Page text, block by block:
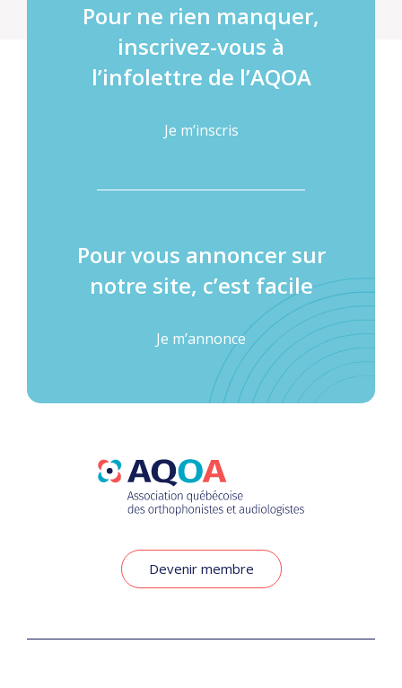
Pour ne rien manquer,
inscrivez-vous à
l’infolettre de l’AQOA
Je m’inscris
Pour vous annoncer sur
notre site, c’est facile
Je m’annonce
Devenir membre